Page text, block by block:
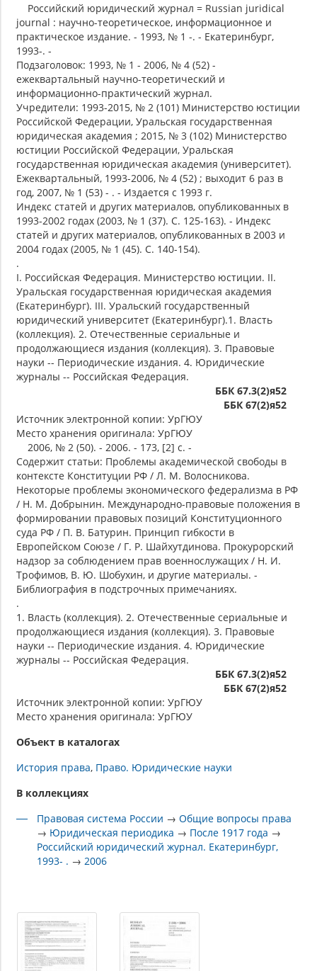
Российский юридический журнал = Russian juridical
journal : научно-теоретическое, информационное и
практическое издание. - 1993, № 1 -. - Екатеринбург,
1993-. -
Подзаголовок: 1993, № 1 - 2006, № 4 (52) -
ежеквартальный научно-теоретический и
информационно-практический журнал.
Учредители: 1993-2015, № 2 (101) Министерство юстиции
Российской Федерации, Уральская государственная
юридическая академия ; 2015, № 3 (102) Министерство
юстиции Российской Федерации, Уральская
государственная юридическая академия (университет).
Ежеквартальный, 1993-2006, № 4 (52) ; выходит 6 раз в
год, 2007, № 1 (53) - . - Издается с 1993 г.
Индекс статей и других материалов, опубликованных в
1993-2002 годах (2003, № 1 (37). С. 125-163). - Индекс
статей и других материалов, опубликованных в 2003 и
2004 годах (2005, № 1 (45). С. 140-154).
.
I. Российская Федерация. Министерство юстиции. II.
Уральская государственная юридическая академия
(Екатеринбург). III. Уральский государственный
юридический университет (Екатеринбург).1. Власть
(коллекция). 2. Отечественные сериальные и
продолжающиеся издания (коллекция). 3. Правовые
науки -- Периодические издания. 4. Юридические
журналы -- Российская Федерация.
ББК 67.3(2)я52
ББК 67(2)я52
Источник электронной копии: УрГЮУ
Место хранения оригинала: УрГЮУ
2006, № 2 (50). - 2006. - 173, [2] с. -
Содержит статьи: Проблемы академической свободы в
контексте Конституции РФ / Л. М. Волосникова.
Некоторые проблемы экономического федерализма в РФ
/ Н. М. Добрынин. Международно-правовые положения в
формировании правовых позиций Конституционного
суда РФ / П. В. Батурин. Принцип гибкости в
Европейском Союзе / Г. Р. Шайхутдинова. Прокурорский
надзор за соблюдением прав военнослужащих / Н. И.
Трофимов, В. Ю. Шобухин, и другие материалы. -
Библиография в подстрочных примечаниях.
.
1. Власть (коллекция). 2. Отечественные сериальные и
продолжающиеся издания (коллекция). 3. Правовые
науки -- Периодические издания. 4. Юридические
журналы -- Российская Федерация.
ББК 67.3(2)я52
ББК 67(2)я52
Источник электронной копии: УрГЮУ
Место хранения оригинала: УрГЮУ
Объект в каталогах
История права Право. Юридические науки
В коллекциях
Правовая система России →Общие вопросы права
→ Юридическая периодика → После 1917 года →
Российский юридический журнал. Екатеринбург,
1993- . →2006